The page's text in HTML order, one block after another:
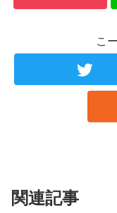
こ
関連記事